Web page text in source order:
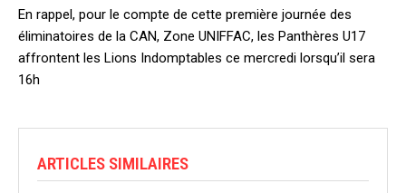
En rappel, pour le compte de cette première journée des
éliminatoires de la CAN, Zone UNIFFAC, les Panthères U17
affrontent les Lions Indomptables ce mercredi lorsqu’il sera
16h
ARTICLES SIMILAIRES